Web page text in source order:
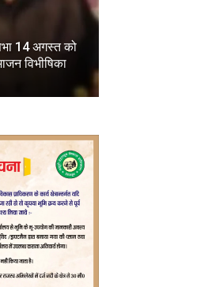
14 अगस्त को
विभीषिका